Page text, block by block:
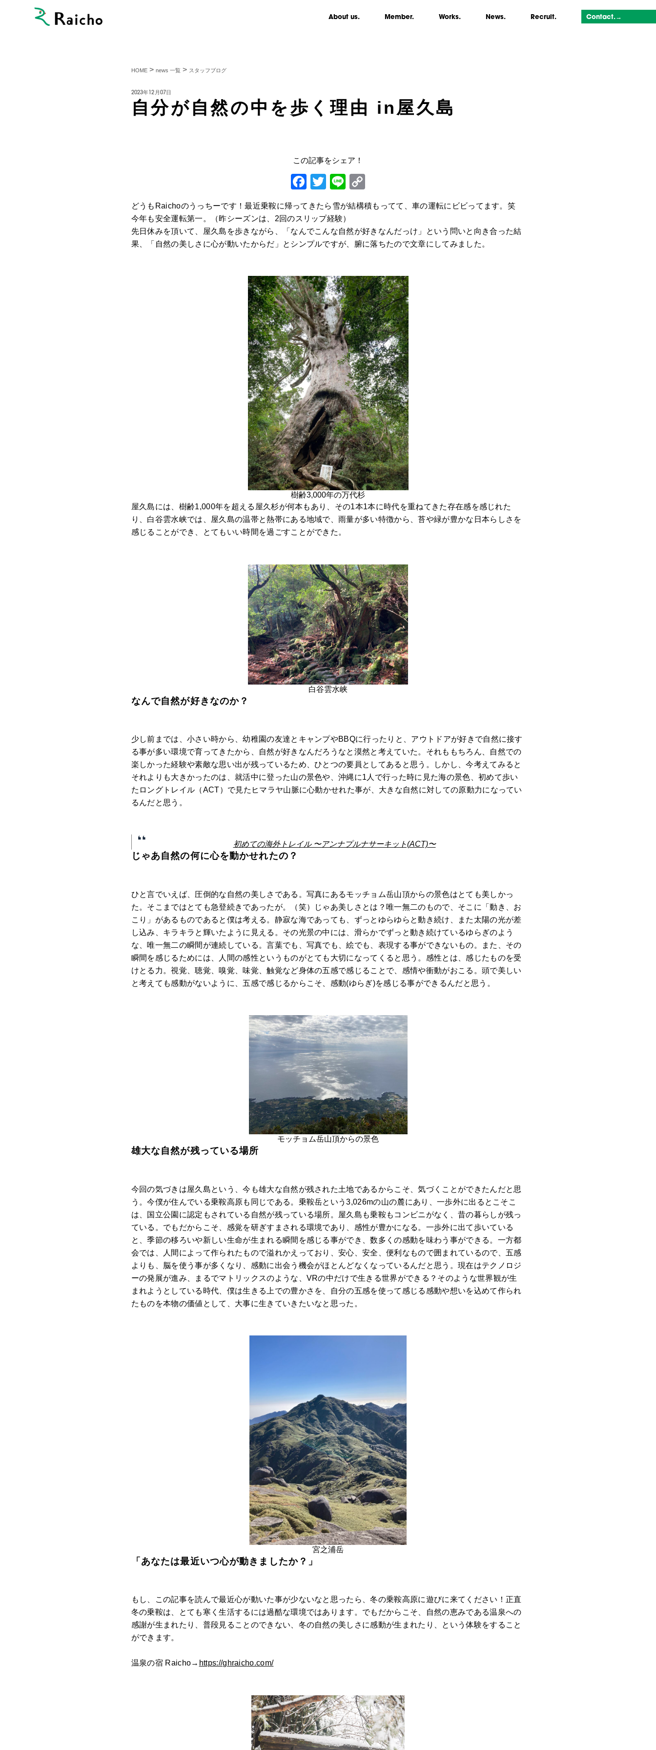
About us. Member. Works. News. Recruit. Contact.→
HOME> news 一覧> スタッフブログ
2023年12月07日
自分が自然の中を歩く理由 in屋久島
この記事をシェア！
Facebook
Twitter
Line
どうもRaichoのうっちーです！最近乗鞍に帰ってきたら雪が結構積もってて、車の運転にビビってます。笑
今年も安全運転第一。（昨シーズンは、2回のスリップ経験）
先日休みを頂いて、屋久島を歩きながら、「なんでこんな自然が好きなんだっけ」という問いと向き合った結
果、「自然の美しさに心が動いたからだ」とシンプルですが、腑に落ちたので文章にしてみました。
樹齢3,000年の万代杉
屋久島には、樹齢1,000年を超える屋久杉が何本もあり、その1本1本に時代を重ねてきた存在感を感じれた
り、白谷雲水峡では、屋久島の温帯と熱帯にある地域で、雨量が多い特徴から、苔や緑が豊かな日本らしさを
感じることができ、とてもいい時間を過ごすことができた。
白谷雲水峡
なんで自然が好きなのか？
少し前までは、小さい時から、幼稚園の友達とキャンプやBBQに行ったりと、アウトドアが好きで自然に接す
る事が多い環境で育ってきたから、自然が好きなんだろうなと漠然と考えていた。それももちろん、自然での
楽しかった経験や素敵な思い出が残っているため、ひとつの要員としてあると思う。しかし、今考えてみると
それよりも大きかったのは、就活中に登った山の景色や、沖縄に1人で行った時に見た海の景色、初めて歩い
たロングトレイル（ACT）で見たヒマラヤ山脈に心動かせれた事が、大きな自然に対しての原動力になってい
るんだと思う。
初めての海外トレイル 〜アンナプルナサーキット(ACT)〜
じゃあ自然の何に心を動かせれたの？
ひと言でいえば、圧倒的な自然の美しさである。写真にあるモッチョム岳山頂からの景色はとても美しかっ
た。そこまではとても急登続きであったが。（笑）じゃあ美しさとは？唯一無二のもので、そこに「動き、お
こり」があるものであると僕は考える。静寂な海であっても、ずっとゆらゆらと動き続け、また太陽の光が差
し込み、キラキラと輝いたように見える。その光景の中には、滑らかでずっと動き続けているゆらぎのよう
な、唯一無二の瞬間が連続している。言葉でも、写真でも、絵でも、表現する事ができないもの。また、その
瞬間を感じるためには、人間の感性というものがとても大切になってくると思う。感性とは、感じたものを受
けとる力。視覚、聴覚、嗅覚、味覚、触覚など身体の五感で感じることで、感情や衝動がおこる。頭で美しい
と考えても感動がないように、五感で感じるからこそ、感動(ゆらぎ)を感じる事ができるんだと思う。
モッチョム岳山頂からの景色
雄大な自然が残っている場所
今回の気づきは屋久島という、今も雄大な自然が残された土地であるからこそ、気づくことができたんだと思
う。今僕が住んでいる乗鞍高原も同じである。乗鞍岳という3,026mの山の麓にあり、一歩外に出るとこそこ
は、国立公園に認定もされている自然が残っている場所。屋久島も乗鞍もコンビニがなく、昔の暮らしが残っ
ている。でもだからこそ、感覚を研ぎすまされる環境であり、感性が豊かになる。一歩外に出て歩いている
と、季節の移ろいや新しい生命が生まれる瞬間を感じる事ができ、数多くの感動を味わう事ができる。一方都
会では、人間によって作られたもので溢れかえっており、安心、安全、便利なもので囲まれているので、五感
よりも、脳を使う事が多くなり、感動に出会う機会がほとんどなくなっているんだと思う。現在はテクノロジ
ーの発展が進み、まるでマトリックスのような、VRの中だけで生きる世界ができる？そのような世界観が生
まれようとしている時代、僕は生きる上での豊かさを、自分の五感を使って感じる感動や想いを込めて作られ
たものを本物の価値として、大事に生きていきたいなと思った。
宮之浦岳
「あなたは最近いつ心が動きましたか？」
もし、この記事を読んで最近心が動いた事が少ないなと思ったら、冬の乗鞍高原に遊びに来てください！正直
冬の乗鞍は、とても寒く生活するには過酷な環境ではあります。でもだからこそ、自然の恵みである温泉への
感謝が生まれたり、普段見ることのできない、冬の自然の美しさに感動が生まれたり、という体験をすること
ができます。
温泉の宿 Raicho→ https://ghraicho.com/